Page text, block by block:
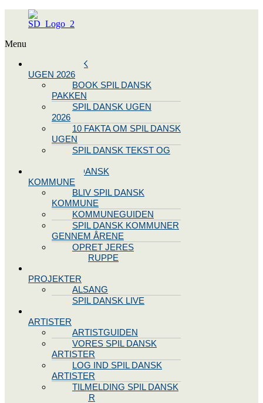
Menu
SPIL DANSK
UGEN 2026
BOOK SPIL DANSK
PAKKEN
SPIL DANSK UGEN
2026
10 FAKTA OM SPIL DANSK
UGEN
SPIL DANSK TEKST OG
BLIV SPIL DANSK
KOMMUNE
BLIV SPIL DANSK
KOMMUNE
KOMMUNEGUIDEN
SPIL DANSK KOMMUNER
GENNEM ÅRENE
OPRET JERES
STYREGRUPPE
PROJEKTER
ALSANG
SPIL DANSK LIVE
ARTISTER
ARTISTGUIDEN
VORES SPIL DANSK
ARTISTER
LOG IND SPIL DANSK
ARTISTER
TILMELDING SPIL DANSK
ARTISTER